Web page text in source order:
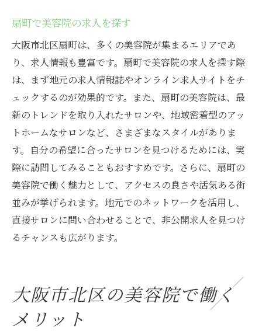
扇町で美容院の求人を探す
大阪市北区扇町は、多くの美容院が集まるエリアであ
り、求人情報も豊富です。扇町で美容院の求人を探す際
は、まず地元の求人情報誌やオンライン求人サイトをチ
ェックするのが効果的です。また、扇町の美容院は、最
新のトレンドを取り入れたサロンや、地域密着型のアッ
トホームなサロンなど、さまざまなスタイルがありま
す。自分の希望に合ったサロンを見つけるためには、実
際に訪問してみることもおすすめです。さらに、扇町の
美容院で働く魅力として、アクセスの良さや活気ある街
並みが挙げられます。地元でのネットワークを活用し、
直接サロンに問い合わせることで、非公開求人を見つけ
るチャンスも広がります。
大阪市北区の美容院で働く
メリット